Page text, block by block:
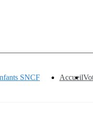
Accueil